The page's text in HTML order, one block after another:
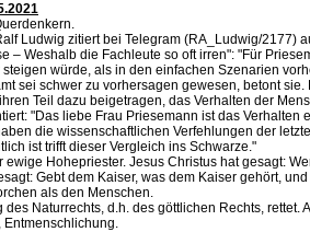
Ludwig zitiert bei Telegram (RA_Ludwig/2177)
– Weshalb die Fachleute so oft irren": "Für
würde, als in den einfachen Szenarien
sei schwer zu vorhersagen gewesen, betont
Teil dazu beigetragen, das Verhalten der
"Das liebe Frau Priesemann ist das Verhalten
die wissenschaftlichen Verfehlungen der
ist trifft dieser Vergleich ins Schwarze."
ewige Hohepriester. Jesus Christus hat gesagt:
Gebt dem Kaiser, was dem Kaiser gehört,
als den Menschen.
des Naturrechts, d.h. des göttlichen Rechts, rettet.